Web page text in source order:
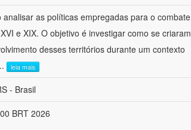
as políticas empregadas para o combate
e XIX. O objetivo é investigar como se criaram
desses territórios durante um contexto
leia mais
- Brasil
BRT 2026